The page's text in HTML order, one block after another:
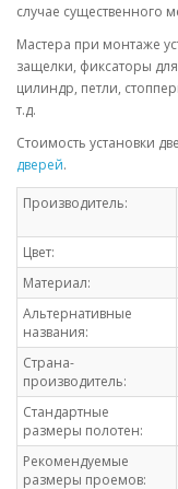
случае существенного
Мастера при монтаже
защелки, фиксаторы
цилиндр, петли,
т.д.
Стоимость установки
дверей.
Производитель:
Цвет:
Материал:
Альтернативные
названия:
Страна-
производитель:
Стандартные
размеры полотен:
Рекомендуемые
размеры проемов: